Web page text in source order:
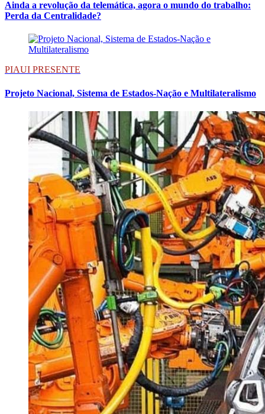
Ainda a revolução da telemática, agora o mundo do trabalho:
Perda da Centralidade?
PIAUI PRESENTE
Projeto Nacional, Sistema de Estados-Nação e Multilateralismo